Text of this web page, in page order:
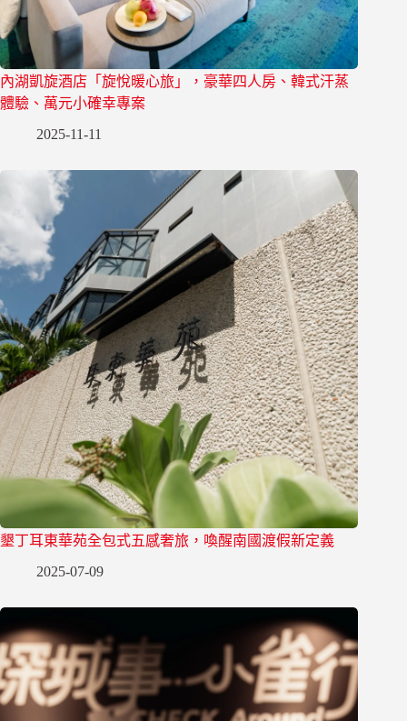
內湖凱旋酒店「旋悅暖心旅」，豪華四人房、韓式汗蒸
體驗、萬元小確幸專案
2025-11-11
墾丁耳東華苑全包式五感奢旅，喚醒南國渡假新定義
2025-07-09